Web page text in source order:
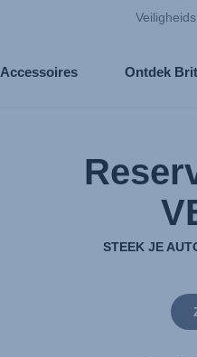
Accessoires Ontdek
STEEK JE